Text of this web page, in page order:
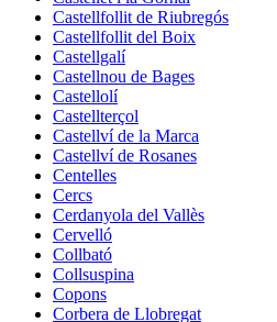
Castellfollit de Riubregós
Castellfollit del Boix
Castellgalí
Castellnou de Bages
Castellolí
Castellterçol
Castellví de la Marca
Castellví de Rosanes
Centelles
Cercs
Cerdanyola del Vallès
Cervelló
Collbató
Collsuspina
Copons
Corbera de Llobregat